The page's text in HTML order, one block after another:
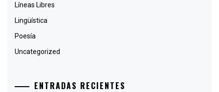
Líneas Libres
Lingüística
Poesía
Uncategorized
ENTRADAS RECIENTES